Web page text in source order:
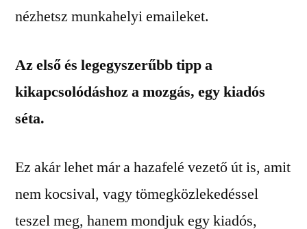
nézhetsz munkahelyi emaileket.
Az első és legegyszerűbb tipp a
kikapcsolódáshoz a mozgás, egy kiadós
séta.
Ez akár lehet már a hazafelé vezető út is, amit
nem kocsival, vagy tömegközlekedéssel
teszel meg, hanem mondjuk egy kiadós,